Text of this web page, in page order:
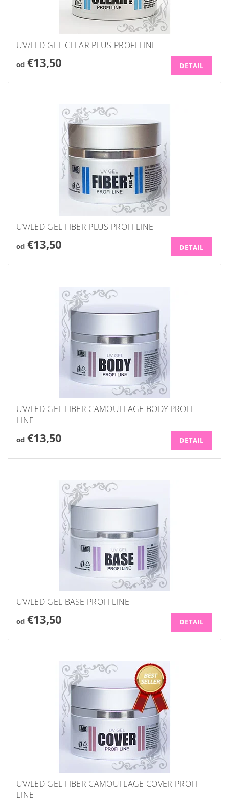
UV/LED GEL CLEAR PLUS PROFI LINE
od€13,50 DETAIL
UV/LED GEL FIBER PLUS PROFI LINE
od€13,50 DETAIL
UV/LED GEL FIBER CAMOUFLAGE BODY PROFI
LINE
od€13,50 DETAIL
UV/LED GEL BASE PROFI LINE
od€13,50 DETAIL
UV/LED GEL FIBER CAMOUFLAGE COVER PROFI
LINE